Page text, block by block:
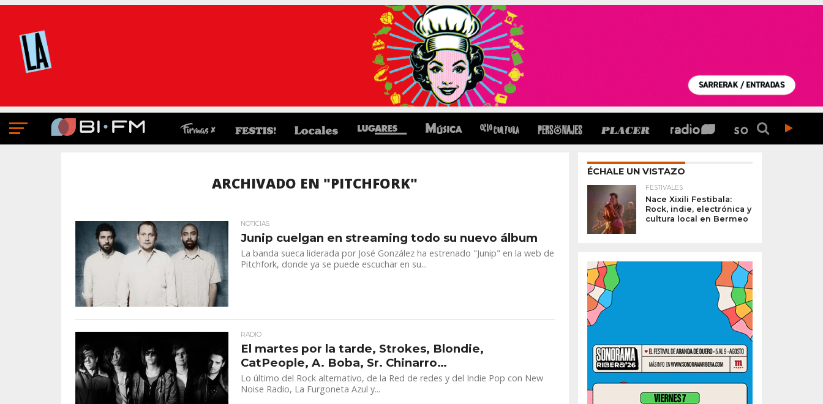
ARCHIVADO EN "PITCHFORK"
NOTICIAS
Junip cuelgan en streaming todo su nuevo álbum
La banda sueca liderada por José González ha estrenado "Junip" en la web de
Pitchfork, donde ya se puede escuchar en su...
RADIO
El martes por la tarde, Strokes, Blondie,
CatPeople, A. Boba, Sr. Chinarro…
Lo último del Rock alternativo, de la Red de redes y del Indie Pop con New
Noise Radio, La Furgoneta Azul y...
ÉCHALE UN VISTAZO
FESTIVALES
Nace Xixili Festibala:
Rock, indie, electrónica y
cultura local en Bermeo